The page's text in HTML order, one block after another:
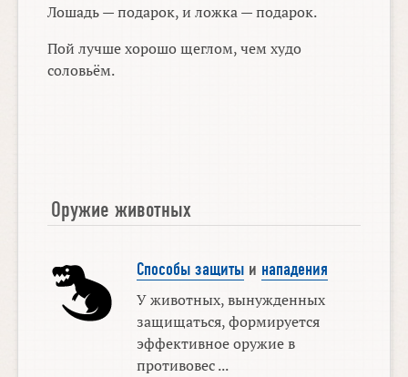
Лошадь — подарок, и ложка — подарок.
Пой лучше хорошо щеглом, чем худо
соловьём.
Оружие животных
Способы защитыи нападения
У животных, вынужденных
защищаться, формируется
эффективное оружие в
противовес ...